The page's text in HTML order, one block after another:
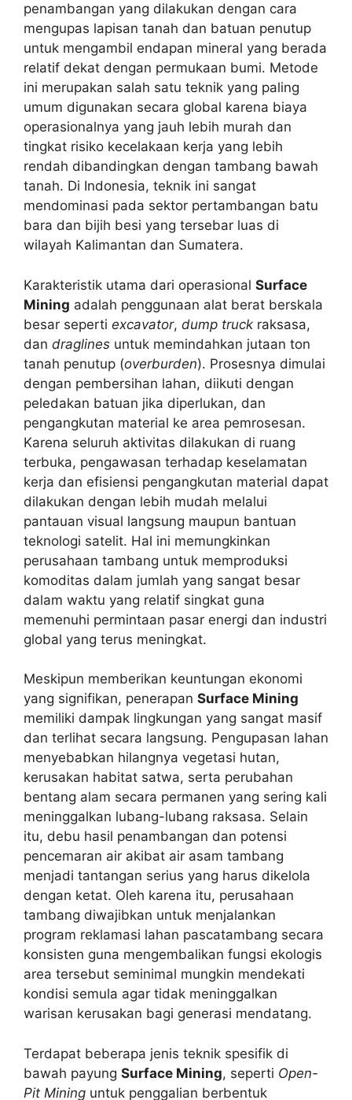
penambangan yang dilakukan dengan cara
mengupas lapisan tanah dan batuan penutup
untuk mengambil endapan mineral yang berada
relatif dekat dengan permukaan bumi. Metode
ini merupakan salah satu teknik yang paling
umum digunakan secara global karena biaya
operasionalnya yang jauh lebih murah dan
tingkat risiko kecelakaan kerja yang lebih
rendah dibandingkan dengan tambang bawah
tanah. Di Indonesia, teknik ini sangat
mendominasi pada sektor pertambangan batu
bara dan bijih besi yang tersebar luas di
wilayah Kalimantan dan Sumatera.
Karakteristik utama dari operasional Surface
Mining adalah penggunaan alat berat berskala
besar seperti excavator, dump truck raksasa,
dan draglines untuk memindahkan jutaan ton
tanah penutup (overburden). Prosesnya dimulai
dengan pembersihan lahan, diikuti dengan
peledakan batuan jika diperlukan, dan
pengangkutan material ke area pemrosesan.
Karena seluruh aktivitas dilakukan di ruang
terbuka, pengawasan terhadap keselamatan
kerja dan efisiensi pengangkutan material dapat
dilakukan dengan lebih mudah melalui
pantauan visual langsung maupun bantuan
teknologi satelit. Hal ini memungkinkan
perusahaan tambang untuk memproduksi
komoditas dalam jumlah yang sangat besar
dalam waktu yang relatif singkat guna
memenuhi permintaan pasar energi dan industri
global yang terus meningkat.
Meskipun memberikan keuntungan ekonomi
yang signifikan, penerapan Surface Mining
memiliki dampak lingkungan yang sangat masif
dan terlihat secara langsung. Pengupasan lahan
menyebabkan hilangnya vegetasi hutan,
kerusakan habitat satwa, serta perubahan
bentang alam secara permanen yang sering kali
meninggalkan lubang-lubang raksasa. Selain
itu, debu hasil penambangan dan potensi
pencemaran air akibat air asam tambang
menjadi tantangan serius yang harus dikelola
dengan ketat. Oleh karena itu, perusahaan
tambang diwajibkan untuk menjalankan
program reklamasi lahan pascatambang secara
konsisten guna mengembalikan fungsi ekologis
area tersebut seminimal mungkin mendekati
kondisi semula agar tidak meninggalkan
warisan kerusakan bagi generasi mendatang.
Terdapat beberapa jenis teknik spesifik di
bawah payung Surface Mining, seperti Open-
Pit Mining untuk penggalian berbentuk